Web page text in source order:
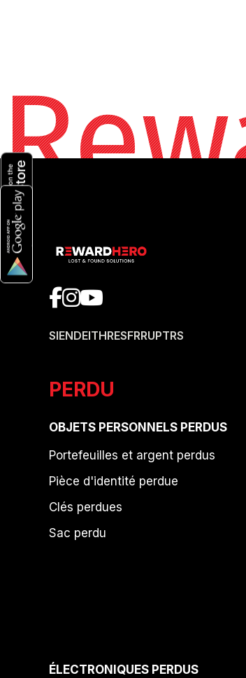
SIENDEITHRESFRRUPTRS
PERDU
OBJETS PERSONNELS PERDUS
Portefeuilles et argent perdus
Pièce d'identité perdue
Clés perdues
Sac perdu
ÉLECTRONIQUES PERDUS